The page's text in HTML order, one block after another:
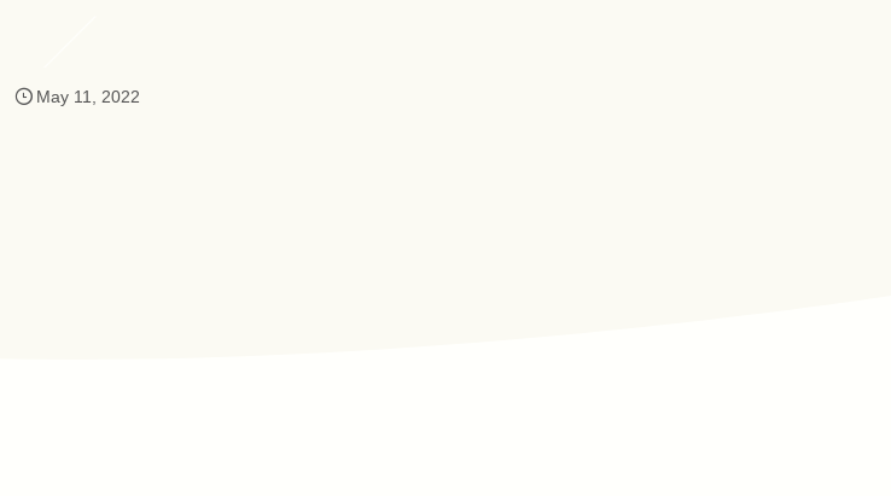
May 11 2022